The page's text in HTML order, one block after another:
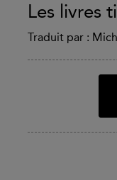
Les livres
Traduit par :